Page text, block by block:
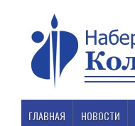
ГЛАВНАЯ НОВОСТИ